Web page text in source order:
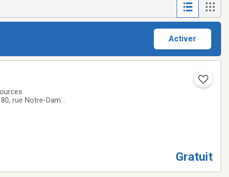
Activer
rue Notre-Dame
Gratuit